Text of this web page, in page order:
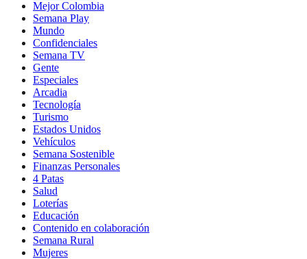
Mejor Colombia
Semana Play
Mundo
Confidenciales
Semana TV
Gente
Especiales
Arcadia
Tecnología
Turismo
Estados Unidos
Vehículos
Semana Sostenible
Finanzas Personales
4 Patas
Salud
Loterías
Educación
Contenido en colaboración
Semana Rural
Mujeres